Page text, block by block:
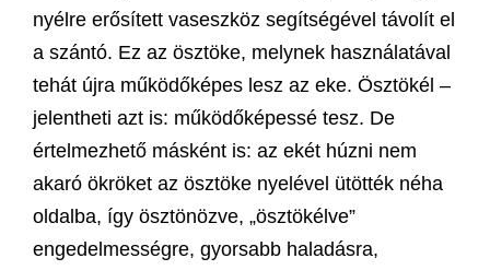
nyélre erősített vaseszköz segítségével távolít el
a szántó. Ez az ösztöke, melynek használatával
tehát újra működőképes lesz az eke. Ösztökél –
jelentheti azt is: működőképessé tesz. De
értelmezhető másként is: az ekét húzni nem
akaró ökröket az ösztöke nyelével ütötték néha
oldalba, így ösztönözve, „ösztökélve”
engedelmességre, gyorsabb haladásra,